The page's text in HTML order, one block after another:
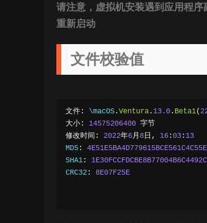
请注意，虚拟机安装遇到应用程
重新启动
文件校验值
文件: \macOS .Ventura .13.0 . Beta1(
大小:
14575206400 字节
修改时间:
2022年6月8日, 16 :03 :13
MD5 :
SHA1 :
CRC32 : 8E07F25E